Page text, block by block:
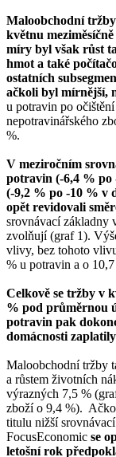
Maloobchodní
květnu
míry byl však růst
hmot a také
ostatních
ačkoli byl mírnější,
u potravin po
nepotravinářského
%.
V meziročním
potravin (-6,4 % po
(-9,2 % po -10 % v
opět revidovali
srovnávací základny
zvolňují (graf 1).
vlivy, bez tohoto
% u potravin a o
Celkově se tržby v
% pod průměrnou
potravin pak
domácnosti
Maloobchodní tržby
a růstem životních
výrazných 7,5 %
zboží o 9,4 %).
titulu nižší
FocusEconomic se
letošní rok